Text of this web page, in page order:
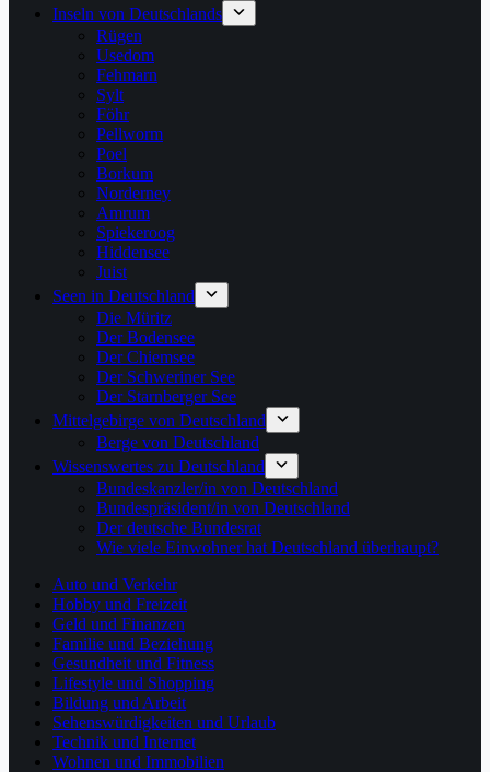
Inseln von Deutschlands
Rügen
Usedom
Fehmarn
Sylt
Föhr
Pellworm
Poel
Borkum
Norderney
Amrum
Spiekeroog
Hiddensee
Juist
Seen in Deutschland
Die Müritz
Der Bodensee
Der Chiemsee
Der Schweriner See
Der Starnberger See
Mittelgebirge von Deutschland
Berge von Deutschland
Wissenswertes zu Deutschland
Bundeskanzler/in von Deutschland
Bundespräsident/in von Deutschland
Der deutsche Bundesrat
Wie viele Einwohner hat Deutschland überhaupt?
Auto und Verkehr
Hobby und Freizeit
Geld und Finanzen
Familie und Beziehung
Gesundheit und Fitness
Lifestyle und Shopping
Bildung und Arbeit
Sehenswürdigkeiten und Urlaub
Technik und Internet
Wohnen und Immobilien